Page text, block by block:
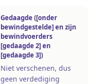
Gedaagde ([onder
bewindgestelde] en zijn
bewindvoerders
[gedaagde 2] en
[gedaagde 3])
Niet verschenen, dus
geen verdediging